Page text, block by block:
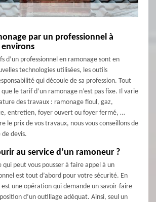
par un professionnel à
environs
d’un professionnel en ramonage sont en
technologies utilisées, les outils
qui découle de sa profession. Tout
le tarif d’un ramonage n’est pas fixe. Il varie
des travaux : ramonage fioul, gaz,
entretien, foyer ouvert ou foyer fermé, …
le prix de vos travaux, nous vous conseillons de
devis.
au service d’un ramoneur ?
qui peut vous pousser à faire appel à un
est tout d’abord pour votre sécurité. En
une opération qui demande un savoir-faire
d’un outillage adéquat. Ainsi, seul un